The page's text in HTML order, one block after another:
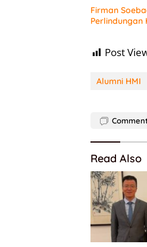
Firman
Perlindungan
Post
Alumni HMI
Read Also